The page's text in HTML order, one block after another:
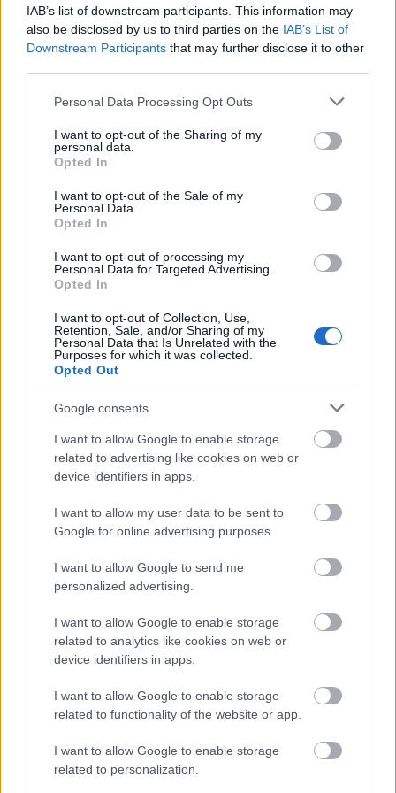
IAB’s list of downstream participants. This information may
also be disclosed by us to third parties on the IAB’s List of
Downstream Participants that may further disclose it to other
Please note that this website/app uses one or more Google
not limited to your visit or usage behaviour. You may click to
grant or deny consent to Google and its third-party tags to
use your data for below specified purposes in below Google
consent section.
Personal Data Processing Opt Outs
I want to opt-out of the Sharing of my
personal data.
Opted In
I want to opt-out of the Sale of my
Personal Data.
Opted In
I want to opt-out of processing my
Personal Data for Targeted Advertising.
Opted In
I want to opt-out of Collection, Use,
Retention, Sale, and/or Sharing of my
Personal Data that Is Unrelated with the
Purposes for which it was collected.
Opted Out
Google consents
I want to allow Google to enable storage
related to advertising like cookies on web or
device identifiers in apps.
I want to allow my user data to be sent to
Google for online advertising purposes.
I want to allow Google to send me
personalized advertising.
I want to allow Google to enable storage
related to analytics like cookies on web or
device identifiers in apps.
I want to allow Google to enable storage
related to functionality of the website or app.
I want to allow Google to enable storage
related to personalization.
Mr. Pither
14 éve
@semiambidextrous: Most cserkészbecsszóra nem
hónapokkal ezelőtt történt sajnálatos eset óta, és
abban is csak teljesen marginális szerepem volt.
hete kaptam egy rejtélyes SMS-t Igortól, miszerint ha
netán aggódnék Jakab miatt, találkozzak velük a
inkább kihagyom. Úgy látom, benned erősebb volt a
kötelességtudat.
Attól tartok, a dolgok kezdenek kicsúszni az
irányításunk alól.
semiambidextrous
@Mr. Pither : De mivel alapból Te vagy a hibás
mindenért, beleértve a kínai tájfunokat is, remélem,
véres csonkokkal a faggatódzó egészségügyis
kollégáknak.
sorban álló beküldéseim jubileumi találkozókat
szerveznek elütve a nélkülözöttség keserves óráit, azt
gondolom, hogy egy darabig még engedhetjük, hogy
kibontakozzanak a dolgok.
Mr. Pither
14 éve
@semiambidextrous: Áh, dehogy, úgysincs fedezete.